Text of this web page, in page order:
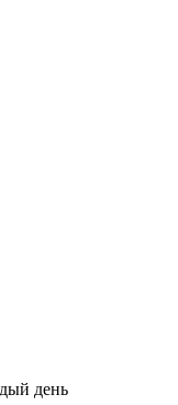
день